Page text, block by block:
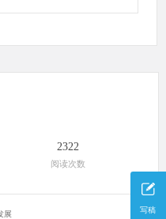
写稿
2322
阅读次数
展